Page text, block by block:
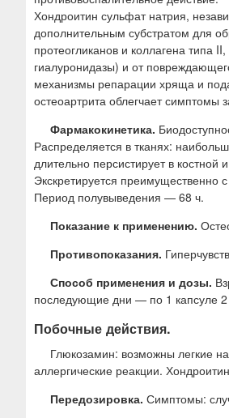
Хондроитин сульфат натрия,
дополнительным субстратом для
протеогликанов и коллагена типа
гиалуронидазы) и от
механизмы репарации хряща и
остеоартрита облегчает
Фармакокинетика.
Распределяется в тканях:
длительно персистирует в костной
Экскретируется преимущественно
Период полувыведения — 68 ч.
Показание к применению.
Противопоказания.
Способ применения и дозы.
последующие дни — по 1 капсуле 2
Побочные действия.
Глюкозамин: возможны легкие
аллергические реакции.
Передозировка. Симптомы: